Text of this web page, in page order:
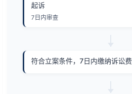
起诉
7日内审查
符合立案条件，7日内缴纳诉讼费